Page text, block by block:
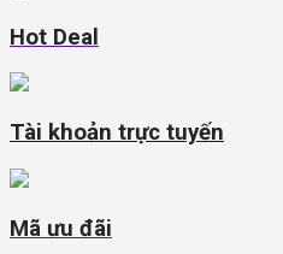
Hot Deal
Tài khoản trực tuyến
Mã ưu đãi